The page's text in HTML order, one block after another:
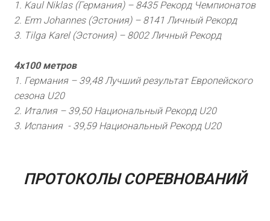
1. Kaul Niklas (Германия) – 8435 Рекорд Чемпионатов
2. Erm Johannes (Эстония) – 8141 Личный Рекорд
3. Tilga Karel (Эстония) – 8002 Личный Рекорд
4х100 метров
1. Германия – 39,48 Лучший результат Европейского
сезона U20
2. Италия – 39,50 Национальный Рекорд U20
3. Испания - 39,59 Национальный Рекорд U20
ПРОТОКОЛЫ СОРЕВНОВАНИЙ